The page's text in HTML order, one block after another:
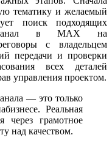
тематику и желаемый
поиск подходящих
канал в MAX на
с владельцем
передачи и проверки
всех деталей
управления проектом.
— это только
Реальная
через грамотное
над качеством.